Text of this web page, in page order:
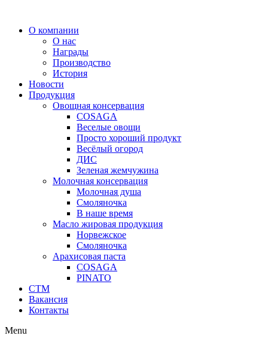
содержимому
О компании
О нас
Награды
Производство
История
Новости
Продукция
Овощная консервация
COSAGA
Веселые овощи
Просто хороший продукт
Весёлый огород
ДИС
Зеленая жемчужина
Молочная консервация
Молочная душа
Смоляночка
В наше время
Масло жировая продукция
Норвежское
Смоляночка
Арахисовая паста
COSAGA
PINATO
СТМ
Вакансия
Контакты
Menu